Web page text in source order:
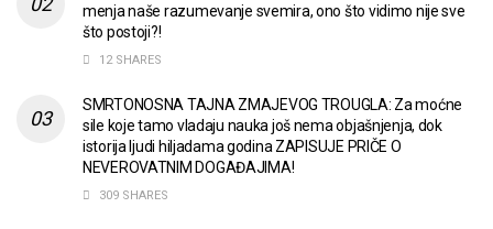
menja naše razumevanje svemira, ono što vidimo nije sve
što postoji?!
12 SHARES
SMRTONOSNA TAJNA ZMAJEVOG TROUGLA: Za moćne
sile koje tamo vladaju nauka još nema objašnjenja, dok
istorija ljudi hiljadama godina ZAPISUJE PRIČE O
NEVEROVATNIM DOGAĐAJIMA!
309 SHARES